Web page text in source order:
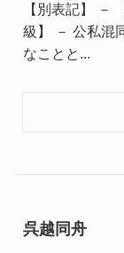
【別表記】 －
級】 － 公私混
なことと...
呉越同舟